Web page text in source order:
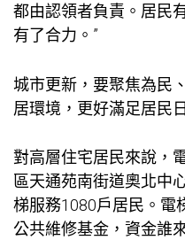
都由認領者負責。居民
有了合力。”
城市更新，要聚焦為民
居環境，更好滿足居民
對高層住宅居民來說，
區天通苑南街道奧北中
梯服務1080戶居民。電
公共維修基金，資金誰